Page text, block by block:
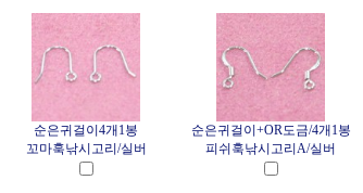
순은귀걸이4개1봉
꼬마훅낚시고리/실버
순은귀걸이+OR도금/4개1봉
피쉬훅낚시고리A/실버